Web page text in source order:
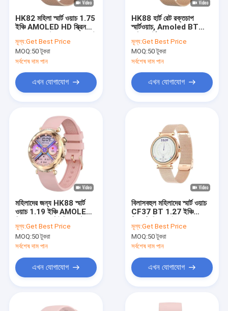
HK82 মহিলা স্মার্ট ওয়াচ 1.75
ইঞ্চি AMOLED HD স্ক্রিন
সহ
মূল্য:Get Best Price
MOQ:50 টুকরা
সর্বশেষ দাম পান
এখন যোগাযোগ
HK88 হার্ট রেট রক্তচাপ
স্মার্টওয়াচ, Amoled BT
মূল্য:Get Best Price
MOQ:50 টুকরা
সর্বশেষ দাম পান
এখন যোগাযোগ
মহিলাদের জন্য HK88 স্মার্ট
ওয়াচ 1.19 ইঞ্চি AMOLED
মহিলাদের স্বাস্থ্য
মূল্য:Get Best Price
MOQ:50 টুকরা
সর্বশেষ দাম পান
এখন যোগাযোগ
বিলাসবহুল মহিলাদের স্মার্ট ওয়াচ
CF37 BT 1.27 ইঞ্চি
সামঞ্জস্যপূর্ণ স্বাস্থ্য মনিটর
মূল্য:Get Best Price
MOQ:50 টুকরা
সর্বশেষ দাম পান
এখন যোগাযোগ